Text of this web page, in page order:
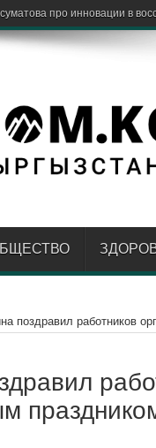
поздравил работников